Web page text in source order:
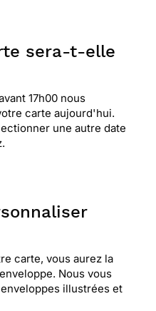
sera-t-elle
17h00 nous
carte aujourd'hui.
une autre date
carte, vous aurez la
Nous vous
illustrées et